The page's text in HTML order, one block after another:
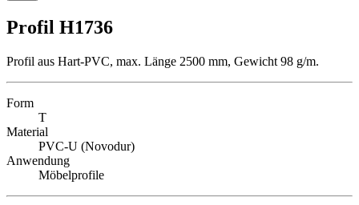
Profil H1736
Profil aus Hart-PVC, max. Länge 2500 mm, Gewicht 98 g/m.
Form
T
Material
PVC-U (Novodur)
Anwendung
Möbelprofile